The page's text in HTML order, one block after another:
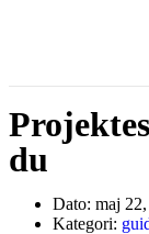
du
Dato: maj
Kategori: